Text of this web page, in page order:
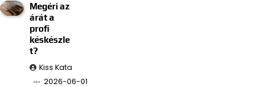
Megéri az
árát a
profi
késkészle
t?
Kiss Kata
2026-06-01